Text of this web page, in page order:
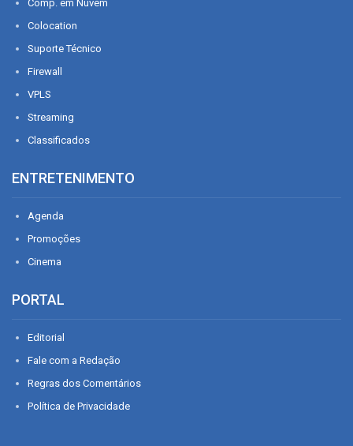
Comp. em Nuvem
Colocation
Suporte Técnico
Firewall
VPLS
Streaming
Classificados
ENTRETENIMENTO
Agenda
Promoções
Cinema
PORTAL
Editorial
Fale com a Redação
Regras dos Comentários
Política de Privacidade